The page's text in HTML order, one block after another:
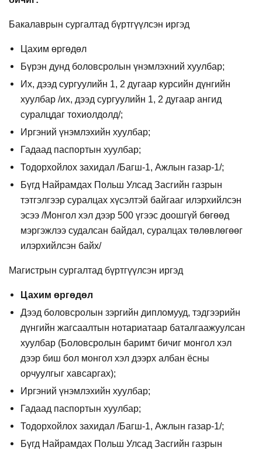
Бакалаврын сургалтад бүртгүүлсэн иргэд
Цахим өргөдөл
Бүрэн дунд боловсролын үнэмлэхний хуулбар;
Их, дээд сургуулийн 1, 2 дугаар курсийн дүнгийн
хуулбар /их, дээд сургуулийн 1, 2 дугаар ангид
суралцдаг тохиолдолд/;
Иргэний үнэмлэхийн хуулбар;
Гадаад паспортын хуулбар;
Тодорхойлох захидал /Багш-1, Ажлын газар-1/;
Бүгд Найрамдах Польш Улсад Засгийн газрын
тэтгэлгээр суралцах хүсэлтэй байгааг илэрхийлсэн
эсээ /Монгол хэл дээр 500 үгээс доошгүй бөгөөд
мэргэжлээ судалсан байдал, суралцах төлөвлөгөөг
илэрхийлсэн байх/
Магистрын сургалтад бүртгүүлсэн иргэд
Цахим өргөдөл
Дээд боловсролын зэргийн дипломууд, тэдгээрийн
дүнгийн жагсаалтын нотариатаар баталгаажуулсан
хуулбар (Боловсролын баримт бичиг монгол хэл
дээр биш бол монгол хэл дээрх албан ёсны
орчуулгыг хавсаргах);
Иргэний үнэмлэхийн хуулбар;
Гадаад паспортын хуулбар;
Тодорхойлох захидал /Багш-1, Ажлын газар-1/;
Бүгд Найрамдах Польш Улсад Засгийн газрын